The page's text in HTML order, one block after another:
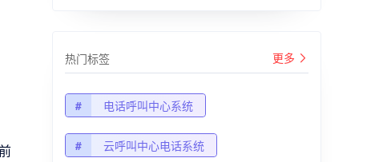
热门标签 更多
# 电话呼叫中心系统
# 云呼叫中心电话系统